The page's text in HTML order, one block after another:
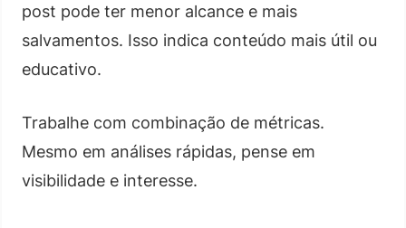
post pode ter menor alcance e mais
salvamentos. Isso indica conteúdo mais útil ou
educativo.
Trabalhe com combinação de métricas.
Mesmo em análises rápidas, pense em
visibilidade e interesse.